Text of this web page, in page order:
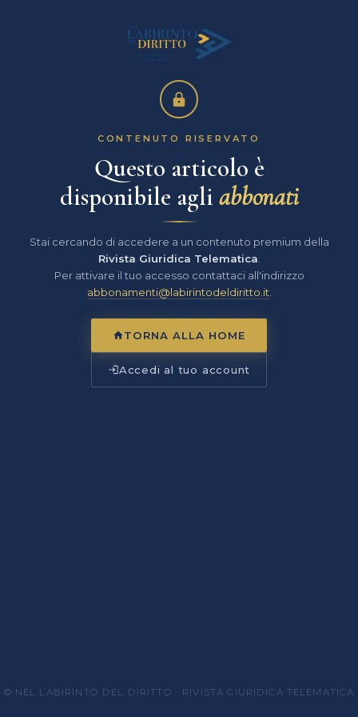
CONTENUTO RISERVATO
Questo articolo è
disponibile agli abbonati
Stai cercando di accedere a un contenuto premium della
Rivista Giuridica Telematica
Per attivare il tuo accesso contattaci all'indirizzo
abbonamenti@labirintodeldiritto.it
TORNA ALLA HOME
Accedi al tuo account
© NEL LABIRINTO DEL DIRITTO · RIVISTA GIURIDICA TELEMATICA